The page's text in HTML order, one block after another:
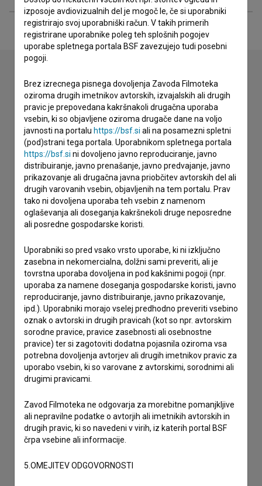
Stik z uredništvom
Spoštovani, s pomočjo spodnjega obrazca lahko stopite v
stik z uredništvom Baze slovenskih filmov. Veseli bomo vaših
odzivov.
imam vprašanje
prijavljam napako
želim dodati podatke
drugo
izposoje avdiovizualnih del je mogoč le, če si uporabniki
registrirajo svoj uporabniški račun. V takih primerih
registrirane uporabnike poleg teh splošnih pogojev
uporabe spletnega portala BSF zavezujejo tudi posebni
pogoji.
Brez izrecnega pisnega dovoljenja Zavoda Filmoteka
oziroma drugih imetnikov avtorskih, izvajalskih ali drugih
pravic je prepovedana kakršnakoli drugačna uporaba
vsebin, ki so objavljene oziroma drugače dane na voljo
javnosti na portalu https://bsf.si ali na posamezni spletni
(pod)strani tega portala. Uporabnikom spletnega portala
https://bsf.si ni dovoljeno javno reproduciranje, javno
distribuiranje, javno prenašanje, javno predvajanje, javno
prikazovanje ali drugačna javna priobčitev avtorskih del ali
drugih varovanih vsebin, objavljenih na tem portalu. Prav
tako ni dovoljena uporaba teh vsebin z namenom
oglaševanja ali doseganja kakršnekoli druge neposredne
ali posredne gospodarske koristi.
Uporabniki so pred vsako vrsto uporabe, ki ni izključno
zasebna in nekomercialna, dolžni sami preveriti, ali je
tovrstna uporaba dovoljena in pod kakšnimi pogoji (npr.
uporaba za namene doseganja gospodarske koristi, javno
reproduciranje, javno distribuiranje, javno prikazovanje,
ipd.). Uporabniki morajo vselej predhodno preveriti vsebino
oznak o avtorski in drugih pravicah (kot so npr. avtorskim
sorodne pravice, pravice zasebnosti ali osebnostne
pravice) ter si zagotoviti dodatna pojasnila oziroma vsa
potrebna dovoljenja avtorjev ali drugih imetnikov pravic za
uporabo vsebin, ki so varovane z avtorskimi, sorodnimi ali
drugimi pravicami.
Zavod Filmoteka ne odgovarja za morebitne pomanjkljive
ali nepravilne podatke o avtorjih ali imetnikih avtorskih in
drugih pravic, ki so navedeni v virih, iz katerih portal BSF
črpa vsebine ali informacije.
5.OMEJITEV ODGOVORNOSTI